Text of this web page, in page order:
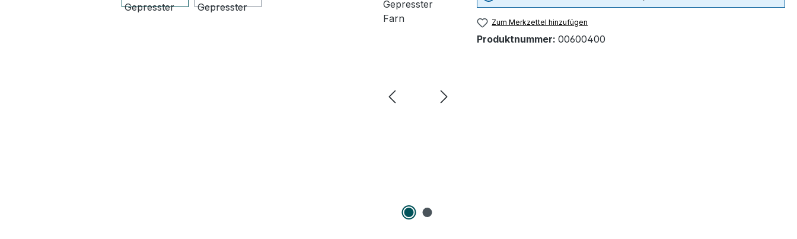
Zum Merkzettel hinzufügen
Produktnummer: 00600400